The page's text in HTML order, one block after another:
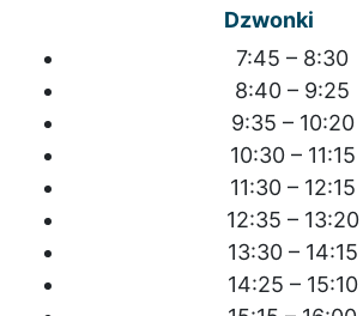
Dzwonki
7:45 – 8:30
8:40 – 9:25
9:35 – 10:20
10:30 – 11:15
11:30 – 12:15
12:35 – 13:20
13:30 – 14:15
14:25 – 15:10